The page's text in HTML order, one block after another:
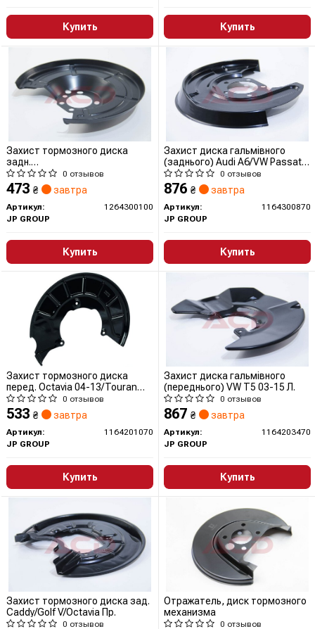
Купить Купить
Захист тормозного диска
задн.
Astra/Combo/Meriva/Zafira (01-
21)
0 отзывов
473 ₴ завтра
Артикул:
1264300100
JP GROUP
Купить
Захист диска гальмівного
(заднього) Audi A6/VW Passat
97-05 Л.
0 отзывов
876 ₴ завтра
Артикул:
1164300870
JP GROUP
Купить
Захист тормозного диска
перед. Octavia 04-13/Touran
03-15 Лів.
0 отзывов
533 ₴ завтра
Артикул:
1164201070
JP GROUP
Купить
Захист диска гальмівного
(переднього) VW T5 03-15 Л.
0 отзывов
867 ₴ завтра
Артикул:
1164203470
JP GROUP
Купить
Захист тормозного диска зад.
Caddy/Golf V/Octavia Пр.
0 отзывов
Отражатель, диск тормозного
механизма
0 отзывов